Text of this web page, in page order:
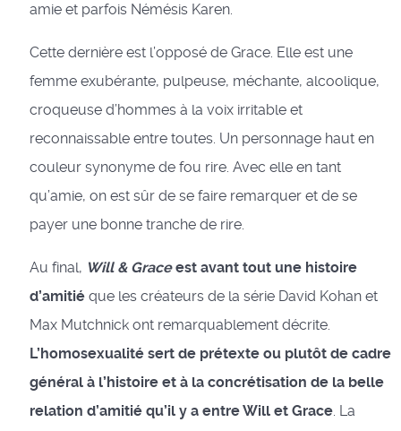
amie et parfois Némésis Karen.
Cette dernière est l’opposé de Grace. Elle est une
femme exubérante, pulpeuse, méchante, alcoolique,
croqueuse d’hommes à la voix irritable et
reconnaissable entre toutes. Un personnage haut en
couleur synonyme de fou rire. Avec elle en tant
qu’amie, on est sûr de se faire remarquer et de se
payer une bonne tranche de rire.
Au final, Will & Graceest avant tout une histoire
d’amitiéque les créateurs de la série David Kohan et
Max Mutchnick ont remarquablement décrite.
L’homosexualité sert de prétexte ou plutôt de cadre
général à l’histoire et à la concrétisation de la belle
relation d’amitié qu’il y a entre Will et Grace. La